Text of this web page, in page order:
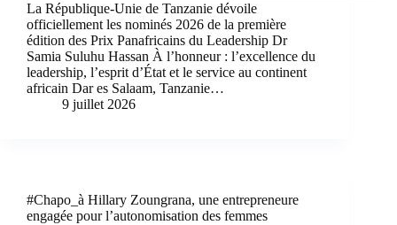
La République-Unie de Tanzanie dévoile
officiellement les nominés 2026 de la première
édition des Prix Panafricains du Leadership Dr
Samia Suluhu Hassan À l’honneur : l’excellence du
leadership, l’esprit d’État et le service au continent
africain Dar es Salaam, Tanzanie…
9 juillet 2026
#Chapo_à Hillary Zoungrana, une entrepreneure
engagée pour l’autonomisation des femmes